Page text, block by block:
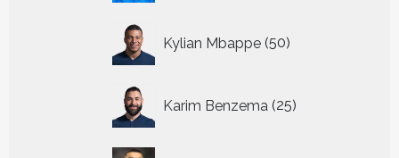
Kylian Mbappe 50
producten
Karim Benzema 25
producten